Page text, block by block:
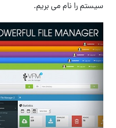
سیستم را نام می بریم.